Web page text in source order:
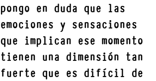
pongo en duda que las
emociones y sensaciones
que implican ese momento
tienen una dimensión tan
fuerte que es difícil de